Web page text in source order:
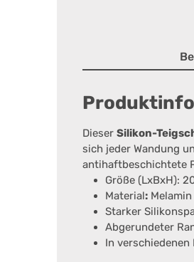
Dieser Silikon-
sich jeder Wandung
antihaftbeschichtete
Größe (LxBxH):
Material:
Starker
Abgerundeter
In